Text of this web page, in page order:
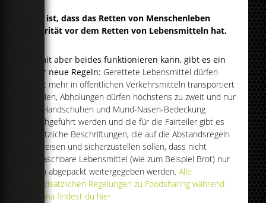
Klar ist, dass das Retten von Menschenleben
Priorität vor dem Retten von Lebensmitteln hat.
Damit aber beides funktionieren kann, gibt es ein
paar neue Regeln: Gerettete Lebensmittel dürfen
nicht mehr in öffentlichen Verkehrsmitteln transportiert
werden, Abholungen dürfen höchstens zu zweit und nur
mit Handschuhen und Mund-Nasen-Bedeckung
durchgeführt werden und die für die Fairteiler gibt es
zusätzliche Beschriftungen, die auf die Abstandsregeln
hinweisen und sicherzustellen sollen, dass nicht
abwaschbare Lebensmittel (wie zum Beispiel Brot) nur
noch abgepackt weitergegeben werden.Alle
grundsätzlichen Regelungen zu Foodsharing während
Corona findest du hier.